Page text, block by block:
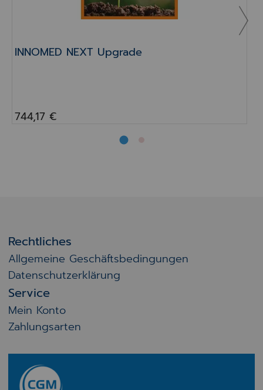
INNOMED NEXT Upgrade
744,17 €
Rechtliches
Allgemeine Geschäftsbedingungen
Datenschutzerklärung
Service
Mein Konto
Zahlungsarten